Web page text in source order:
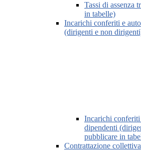
Tassi di assenza
in tabelle)
Incarichi conferiti e
(dirigenti e non
Incarichi conferiti
dipendenti
pubblicare in
Contrattazione collettiva